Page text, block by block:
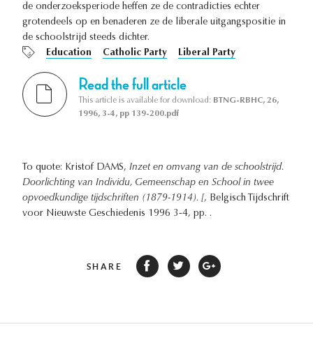
de onderzoeksperiode heffen ze de contradicties echter
grotendeels op en benaderen ze de liberale uitgangspositie in
de schoolstrijd steeds dichter.
Education
Catholic Party Liberal Party
Read the full article
This article is available for download: BTNG-RBHC, 26,
1996, 3-4, pp 139-200.pdf
To quote: Kristof DAMS, Inzet en omvang van de schoolstrijd.
Doorlichting van Individu, Gemeenschap en School in twee
opvoedkundige tijdschriften (1879-1914). [, Belgisch Tijdschrift
voor Nieuwste Geschiedenis 1996 3-4, pp. .
SHARE